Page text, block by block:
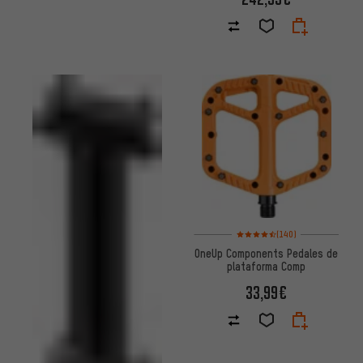
Valoración media: 4,5 de 5
(140)
OneUp Components Pedales de
plataforma Comp
33,99€